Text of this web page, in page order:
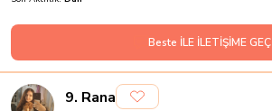
Beste İLE İLETİŞİME GEÇ
9. Rana